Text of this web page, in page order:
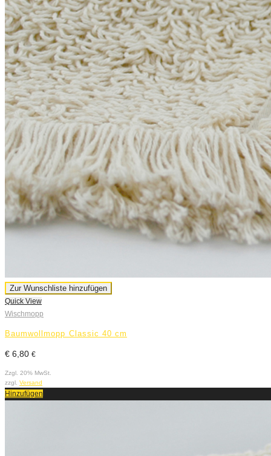
Zur Wunschliste hinzufügen
Quick View
Wischmopp
Baumwollmopp Classic 40 cm
€ 6,80 €
Zzgl. 20% MwSt.
zzgl. Versand
Hinzufügen